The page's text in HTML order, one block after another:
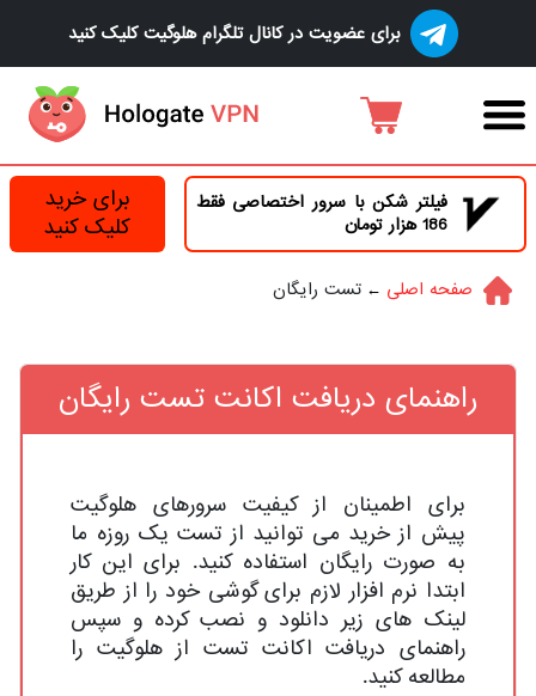
برای عضویت در کانال تلگرام هلوگیت کلیک کنید
فیلتر شکن با سرور اختصاصی فقط
186 هزار تومان
برای خرید
کلیک کنید
صفحه اصلی تست رایگان
راهنمای دریافت اکانت تست رایگان
برای اطمینان از کیفیت سرورهای هلوگیت
پیش از خرید می توانید از تست یک روزه ما
به صورت رایگان استفاده کنید. برای این کار
ابتدا نرم افزار لازم برای گوشی خود را از طریق
لینک های زیر دانلود و نصب کرده و سپس
راهنمای دریافت اکانت تست از هلوگیت را
مطالعه کنید.